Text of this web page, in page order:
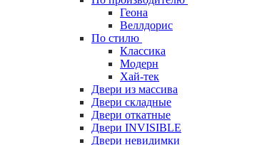
Геона
Веллдорис
По стилю
Классика
Модерн
Хай-тек
Двери из массива
Двери складные
Двери откатные
Двери INVISIBLE
Двери невидимки